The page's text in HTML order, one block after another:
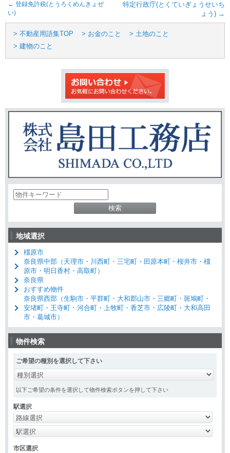
← 登録免許税(とうろくめんきょぜ
い)
特定行政庁(とくていぎょうせいち
ょう) →
> 不動産用語集TOP > お金のこと
> 土地のこと
> 建物のこと
物
件
(キ
ー
ー
ド)
地域選択
橿原市
奈良県中部（天理市・川西町・三宅町・田原本町・桜井市・橿
原市・明日香村・高取町）
奈良県
おすすめ物件
奈良県西部（生駒市・平群町・大和郡山市・三郷町・斑鳩町・
安堵町・王寺町・河合町・上牧町・香芝市・広陵町・大和高田
市・葛城市）
物件検索
ご希望の種別を選択して下さい
以下ご希望の条件を選択して物件検索ボタンを押して下さい
駅選択
市区選択